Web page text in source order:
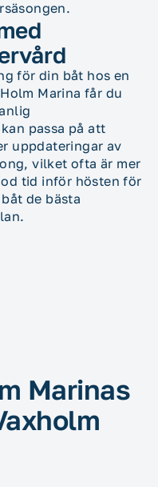
för din båt hos en
Marina får du
passa på att
uppdateringar av
vilket ofta är mer
tid inför hösten för
de bästa
Marinas